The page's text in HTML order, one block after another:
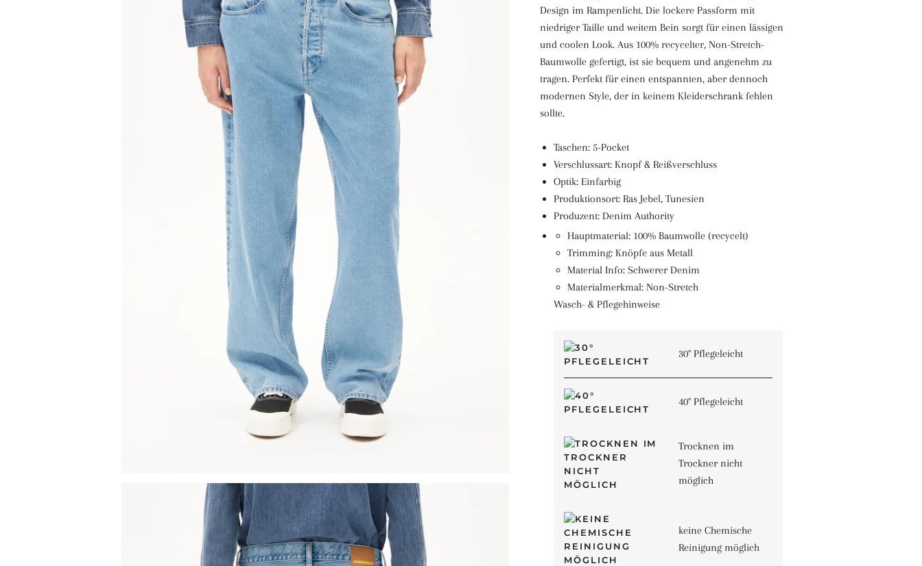
Design im Rampenlicht. Die lockere Passform mit
niedriger Taille und weitem Bein sorgt für einen lässigen
und coolen Look. Aus 100% recycelter, Non-Stretch-
Baumwolle gefertigt, ist sie bequem und angenehm zu
tragen. Perfekt für einen entspannten, aber dennoch
modernen Style, der in keinem Kleiderschrank fehlen
sollte.
Taschen: 5-Pocket
Verschlussart: Knopf & Reißverschluss
Optik: Einfarbig
Produktionsort: Ras Jebel, Tunesien
Produzent: Denim Authority
Hauptmaterial: 100% Baumwolle (recycelt)
Trimming: Knöpfe aus Metall
Material Info: Schwerer Denim
Materialmerkmal: Non-Stretch
Wasch- & Pflegehinweise
30° Pflegeleicht
40° Pflegeleicht
Trocknen im
Trockner nicht
möglich
keine Chemische
Reinigung möglich